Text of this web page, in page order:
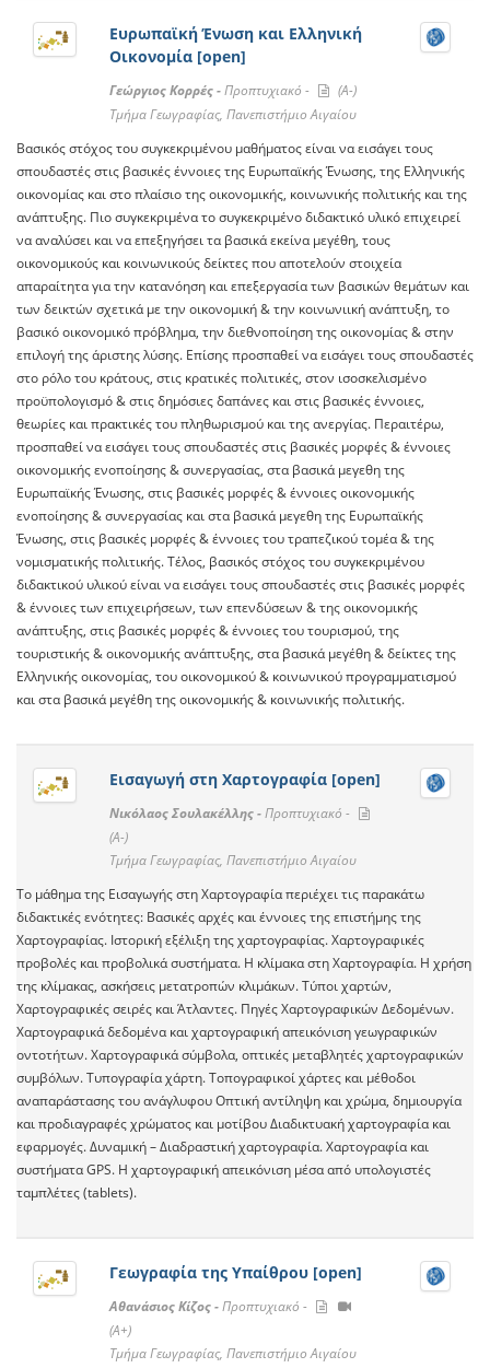
Ευρωπαϊκή Ένωση και Ελληνική
Οικονομία [open]
Γεώργιος Κορρές -Προπτυχιακό -
(A-)
Τμήμα Γεωγραφίας, Πανεπιστήμιο Αιγαίου
Βασικός στόχος του συγκεκριμένου μαθήματος είναι να εισάγει τους
σπουδαστές στις βασικές έννοιες της Ευρωπαϊκής Ένωσης, της Ελληνικής
οικονομίας και στο πλαίσιο της οικονομικής, κοινωνικής πολιτικής και της
ανάπτυξης. Πιο συγκεκριμένα το συγκεκριμένο διδακτικό υλικό επιχειρεί
να αναλύσει και να επεξηγήσει τα βασικά εκείνα μεγέθη, τους
οικονομικούς και κοινωνικούς δείκτες που αποτελούν στοιχεία
απαραίτητα για την κατανόηση και επεξεργασία των βασικών θεμάτων και
των δεικτών σχετικά με την οικονομική & την κοινωνιική ανάπτυξη, το
βασικό οικονομικό πρόβλημα, την διεθνοποίηση της οικονομίας & στην
επιλογή της άριστης λύσης. Επίσης προσπαθεί να εισάγει τους σπουδαστές
στο ρόλο του κράτους, στις κρατικές πολιτικές, στον ισοσκελισμένο
προϋπολογισμό & στις δημόσιες δαπάνες και στις βασικές έννοιες,
θεωρίες και πρακτικές του πληθωρισμού και της ανεργίας. Περαιτέρω,
προσπαθεί να εισάγει τους σπουδαστές στις βασικές μορφές & έννοιες
οικονομικής ενοποίησης & συνεργασίας, στα βασικά μεγεθη της
Ευρωπαϊκής Ένωσης, στις βασικές μορφές & έννοιες οικονομικής
ενοποίησης & συνεργασίας και στα βασικά μεγεθη της Ευρωπαϊκής
Ένωσης, στις βασικές μορφές & έννοιες του τραπεζικού τομέα & της
νομισματικής πολιτικής. Τέλος, βασικός στόχος του συγκεκριμένου
διδακτικού υλικού είναι να εισάγει τους σπουδαστές στις βασικές μορφές
& έννοιες των επιχειρήσεων, των επενδύσεων & της οικονομικής
ανάπτυξης, στις βασικές μορφές & έννοιες του τουρισμού, της
τουριστικής & οικονομικής ανάπτυξης, στα βασικά μεγέθη & δείκτες της
Ελληνικής οικονομίας, του οικονομικού & κοινωνικού προγραμματισμού
και στα βασικά μεγέθη της οικονομικής & κοινωνικής πολιτικής.
Εισαγωγή στη Χαρτογραφία [open]
Νικόλαος Σουλακέλλης -Προπτυχιακό -
(A-)
Τμήμα Γεωγραφίας, Πανεπιστήμιο Αιγαίου
Το μάθημα της Εισαγωγής στη Χαρτογραφία περιέχει τις παρακάτω
διδακτικές ενότητες: Βασικές αρχές και έννοιες της επιστήμης της
Χαρτογραφίας. Ιστορική εξέλιξη της χαρτογραφίας. Χαρτογραφικές
προβολές και προβολικά συστήματα. Η κλίμακα στη Χαρτογραφία. Η χρήση
της κλίμακας, ασκήσεις μετατροπών κλιμάκων. Τύποι χαρτών,
Χαρτογραφικές σειρές και Άτλαντες. Πηγές Χαρτογραφικών Δεδομένων.
Χαρτογραφικά δεδομένα και χαρτογραφική απεικόνιση γεωγραφικών
οντοτήτων. Χαρτογραφικά σύμβολα, οπτικές μεταβλητές χαρτογραφικών
συμβόλων. Τυπογραφία χάρτη. Τοπογραφικοί χάρτες και μέθοδοι
αναπαράστασης του ανάγλυφου Οπτική αντίληψη και χρώμα, δημιουργία
και προδιαγραφές χρώματος και μοτίβου Διαδικτυακή χαρτογραφία και
εφαρμογές. Δυναμική – Διαδραστική χαρτογραφία. Χαρτογραφία και
συστήματα GPS. Η χαρτογραφική απεικόνιση μέσα από υπολογιστές
ταμπλέτες (tablets).
Γεωγραφία της Υπαίθρου [open]
Αθανάσιος Κίζος -Προπτυχιακό -
(A+)
Τμήμα Γεωγραφίας, Πανεπιστήμιο Αιγαίου